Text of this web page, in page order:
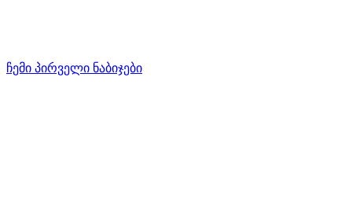
ჩემი პირველი ნაბიჯები